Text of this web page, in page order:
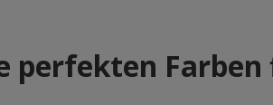
perfekten Farben